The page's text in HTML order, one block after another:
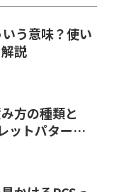
う意味？使い
説
方の種類と
ットパターン